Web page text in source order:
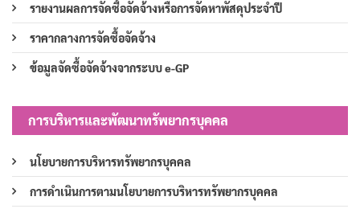
รายงานผลการจัดซื้อจัดจ้างหรือการจัดหาพัสดุประจำปี
ราคากลางการจัดซื้อจัดจ้าง
ข้อมูลจัดซื้อจัดจ้างจากระบบ e-GP
การบริหารและพัฒนาทรัพยากรบุคคล
นโยบายการบริหารทรัพยากรบุคคล
การดำเนินการตามนโยบายการบริหารทรัพยากรบุคคล